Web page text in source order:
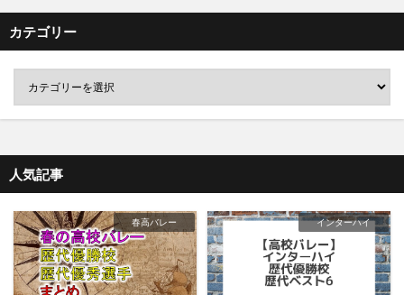
カテゴリー
人気記事
春高バレー インターハイ